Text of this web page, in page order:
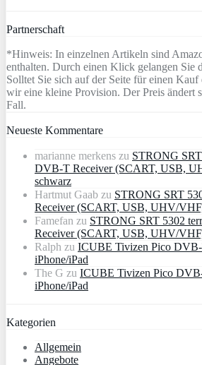
Partnerschaft
*Hinweis: In einzelnen Artikeln sind
enthalten. Durch einen Klick gelangen Sie
Solltet Sie sich auf der Seite für einen Kauf
wir eine kleine Provision. Der Preis ändert
Fall.
Neueste Kommentare
marianne merkens zu STRONG
DVB-T Receiver (SCART, USB,
schwarz
Hartmut Gaab zu STRONG SRT
Receiver (SCART, USB, UHV/
Famefan zu STRONG SRT 5302
Receiver (SCART, USB, UHV/
Ralph zu ICUBE Tivizen Pico
iPhone/iPad
The G zu ICUBE Tivizen Pico
iPhone/iPad
Kategorien
Allgemein
Angebote